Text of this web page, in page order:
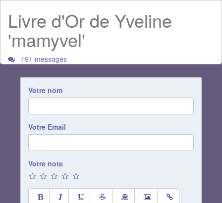
Livre d'Or de Yveline
'mamyvel'
191 messages
Votre nom
Votre Email
Votre note